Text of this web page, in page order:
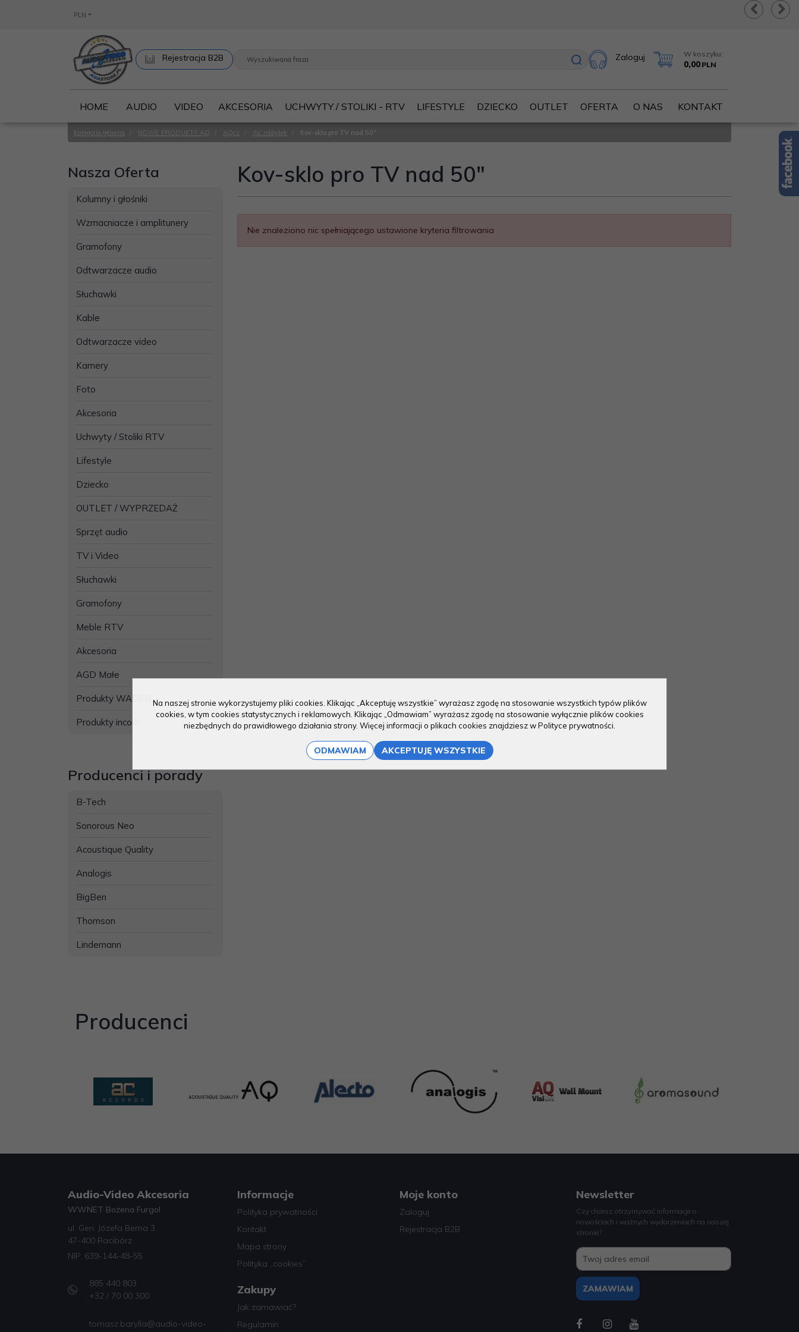
PLN
Rejestracja B2B Zaloguj W koszyku:
0,00 PLN
HOME AUDIO VIDEO AKCESORIA UCHWYTY / STOLIKI - RTV LIFESTYLE DZIECKO OUTLET OFERTA O NAS KONTAKT
Kategoria główna NOWE PRODUKTY AQ AQcz AV nábytek Kov-sklo pro TV nad 50"
Kov-sklo pro TV nad 50"
Nie znaleziono nic spełniającego ustawione kryteria filtrowania
Nasza Oferta
Kolumny i głośniki
Wzmacniacze i amplitunery
Gramofony
Odtwarzacze audio
Słuchawki
Kable
Odtwarzacze video
Kamery
Foto
Akcesoria
Uchwyty / Stoliki RTV
Lifestyle
Dziecko
OUTLET / WYPRZEDAŻ
Sprzęt audio
TV i Video
Słuchawki
Gramofony
Meble RTV
Akcesoria
AGD Małe
Produkty WADER
Produkty incom
Producenci i porady
B-Tech
Sonorous Neo
Acoustique Quality
Analogis
BigBen
Thomson
Lindemann
Producenci
Audio-Video Akcesoria
WWNET Bożena Furgol
ul. Gen. Józefa Bema 3
47-400 Racibórz
NIP. 639-144-48-55
885 440 803
+32 / 70 00 300
tomasz.barylla@audio-video-
Informacje
Polityka prywatności
Kontakt
Mapa strony
Polityka „cookies”
Zakupy
Jak zamawiać?
Regulamin
Moje konto
Zaloguj
Rejestracja B2B
Newsletter
Czy chcesz otrzymywać informacje o
nowościach i ważnych wydarzeniach na naszej
stronie?
Na naszej stronie wykorzystujemy pliki cookies. Klikając „Akceptuję wszystkie” wyrażasz zgodę na stosowanie wszystkich typów plików
cookies, w tym cookies statystycznych i reklamowych. Klikając „Odmawiam” wyrażasz zgodę na stosowanie wyłącznie plików cookies
niezbędnych do prawidłowego działania strony. Więcej informacji o plikach cookies znajdziesz w Polityce prywatności.
ODMAWIAM AKCEPTUJĘ WSZYSTKIE